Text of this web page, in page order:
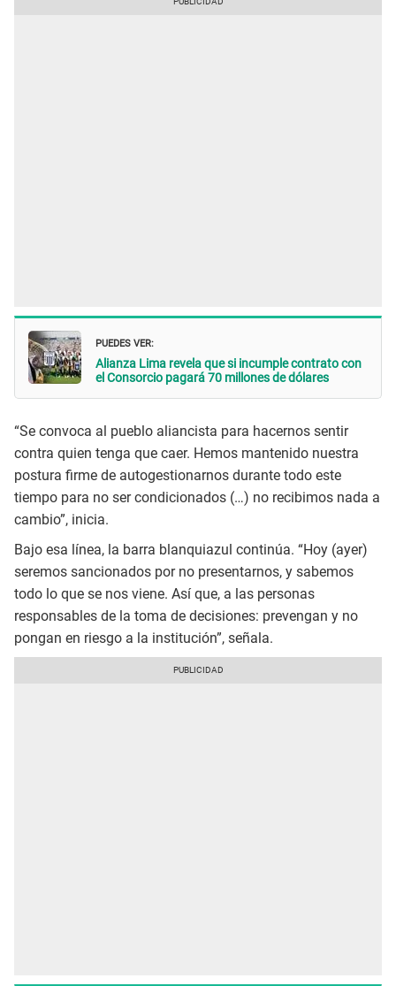
PUEDES VER:
Alianza Lima revela que si incumple contrato con
el Consorcio pagará 70 millones de dólares
“Se convoca al pueblo aliancista para hacernos sentir
contra quien tenga que caer. Hemos mantenido nuestra
postura firme de autogestionarnos durante todo este
tiempo para no ser condicionados (…) no recibimos nada a
cambio”, inicia.
Bajo esa línea, la barra blanquiazul continúa. “Hoy (ayer)
seremos sancionados por no presentarnos, y sabemos
todo lo que se nos viene. Así que, a las personas
responsables de la toma de decisiones: prevengan y no
pongan en riesgo a la institución”, señala.